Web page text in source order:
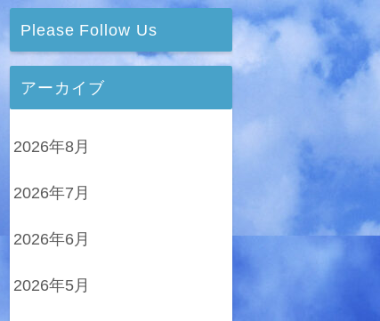
Please Follow Us
アーカイブ
2026年8月
2026年7月
2026年6月
2026年5月